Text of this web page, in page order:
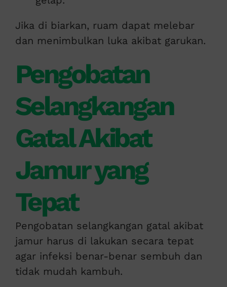
Jika di biarkan, ruam dapat melebar
dan menimbulkan luka akibat garukan.
Pengobatan
Selangkangan
Gatal Akibat
Jamur yang
Tepat
Pengobatan selangkangan gatal akibat
jamur harus di lakukan secara tepat
agar infeksi benar-benar sembuh dan
tidak mudah kambuh.